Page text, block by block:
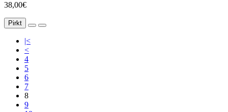
38,00€
Pirkt
|<
<
4
5
6
7
8
9